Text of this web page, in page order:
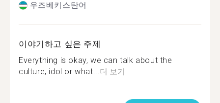
우즈베키스탄어
이야기하고 싶은 주제
Everything is okay, we can talk about the
culture, idol or what...더 보기